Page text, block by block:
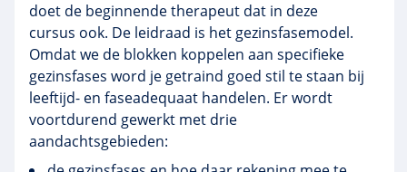
doet de beginnende therapeut dat in deze
cursus ook. De leidraad is het gezinsfasemodel.
Omdat we de blokken koppelen aan specifieke
gezinsfases word je getraind goed stil te staan bij
leeftijd- en faseadequaat handelen. Er wordt
voortdurend gewerkt met drie
aandachtsgebieden: